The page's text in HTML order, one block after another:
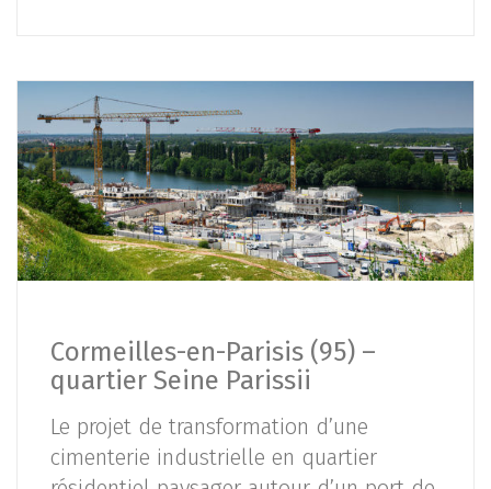
Cormeilles-en-Parisis (95) –
quartier Seine Parissii
Le projet de transformation d’une
cimenterie industrielle en quartier